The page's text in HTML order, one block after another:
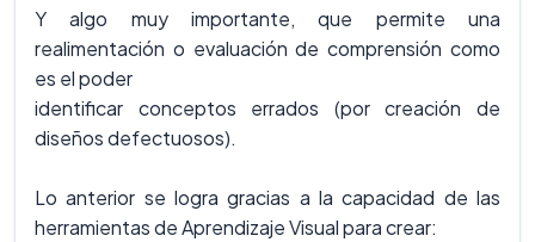
Y algo muy importante, que permite una
realimentación o evaluación de comprensión como
es el poder
identificar conceptos errados (por creación de
diseños defectuosos).
Lo anterior se logra gracias a la capacidad de las
herramientas de Aprendizaje Visual para crear: